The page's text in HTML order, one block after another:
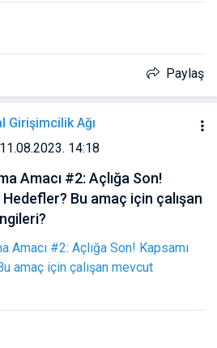
Paylaş
Girişimcilik Ağı
11.08.2023. 14:18
Amacı #2: Açlığa Son!
Hedefler? Bu amaç için çalışan